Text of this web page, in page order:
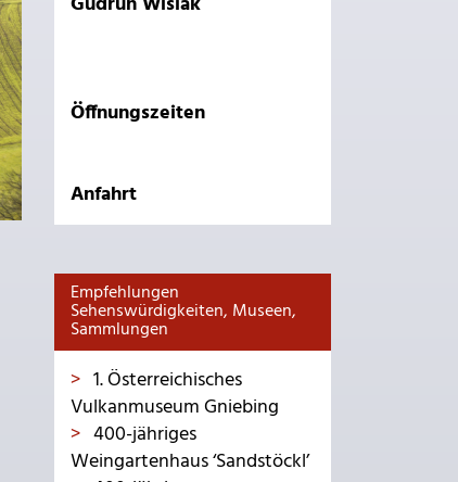
Öffnungszeiten
Anfahrt
Empfehlungen
Sehenswürdigkeiten, Museen,
Sammlungen
1. Österreichisches
Vulkanmuseum Gniebing
400-jähriges
Weingartenhaus ‘Sandstöckl’